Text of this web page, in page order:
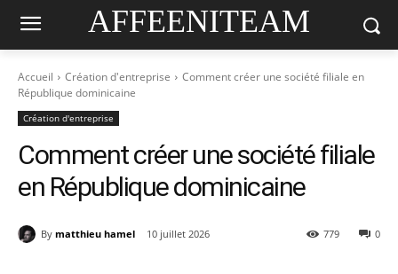
AFFEENITEAM
Accueil Création d'entreprise
Comment créer une société filiale en
République dominicaine
Création d'entreprise
Comment créer une société filiale
en République dominicaine
By matthieu hamel 10 juillet 2026 0
779